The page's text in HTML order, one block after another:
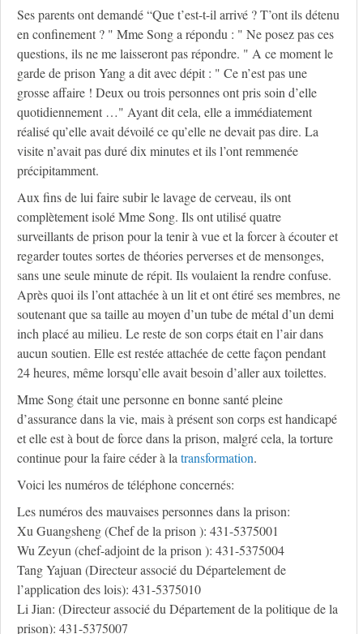
Ses parents ont demandé “Que t’est-t-il arrivé ? T’ont ils détenu
en confinement ? " Mme Song a répondu : " Ne posez pas ces
questions, ils ne me laisseront pas répondre. " A ce moment le
garde de prison Yang a dit avec dépit : " Ce n’est pas une
grosse affaire ! Deux ou trois personnes ont pris soin d’elle
quotidiennement …" Ayant dit cela, elle a immédiatement
réalisé qu’elle avait dévoilé ce qu’elle ne devait pas dire. La
visite n’avait pas duré dix minutes et ils l’ont remmenée
précipitamment.
Aux fins de lui faire subir le lavage de cerveau, ils ont
complètement isolé Mme Song. Ils ont utilisé quatre
surveillants de prison pour la tenir à vue et la forcer à écouter et
regarder toutes sortes de théories perverses et de mensonges,
sans une seule minute de répit. Ils voulaient la rendre confuse.
Après quoi ils l’ont attachée à un lit et ont étiré ses membres, ne
soutenant que sa taille au moyen d’un tube de métal d’un demi
inch placé au milieu. Le reste de son corps était en l’air dans
aucun soutien. Elle est restée attachée de cette façon pendant
24 heures, même lorsqu’elle avait besoin d’aller aux toilettes.
Mme Song était une personne en bonne santé pleine
d’assurance dans la vie, mais à présent son corps est handicapé
et elle est à bout de force dans la prison, malgré cela, la torture
continue pour la faire céder à latransformation.
Voici les numéros de téléphone concernés:
Les numéros des mauvaises personnes dans la prison:
Xu Guangsheng (Chef de la prison ): 431-5375001
Wu Zeyun (chef-adjoint de la prison ): 431-5375004
Tang Yajuan (Directeur associé du Départelement de
l’application des lois): 431-5375010
Li Jian: (Directeur associé du Département de la politique de la
prison): 431-5375007